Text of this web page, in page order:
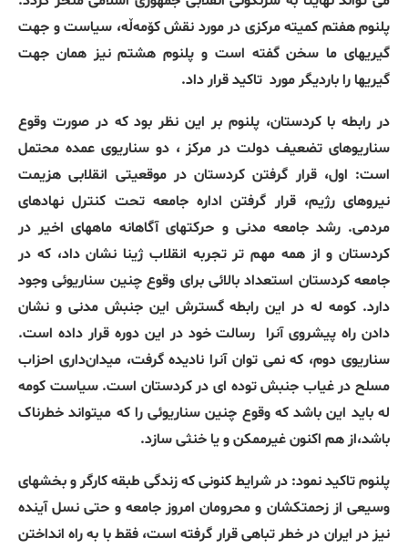
پلنوم هفتم کمیته مرکزی در مورد نقش کۆمەڵە، سیاست و جهت
گیریهای ما سخن گفته است و پلنوم هشتم نیز همان جهت
گیریها را باردیگر مورد تاکید قرار داد.
در رابطه با کردستان، پلنوم بر این نظر بود که در صورت وقوع
سناریوهای تضعیف دولت در مرکز ، دو سناریوی عمده محتمل
است: اول، قرار گرفتن کردستان در موقعیتی انقلابی هزیمت
نیروهای رژیم، قرار گرفتن اداره جامعه تحت کنترل نهادهای
مردمی. رشد جامعه مدنی و حرکتهای آگاهانه ماههای اخیر در
کردستان و از همه مهم تر تجربه انقلاب ژینا نشان داد، که در
جامعه کردستان استعداد بالائی برای وقوع چنین سناریوئی وجود
دارد. کومه له در این رابطه گسترش این جنبش مدنی و نشان
دادن راه پیشروی آنرا رسالت خود در این دوره قرار داده است.
سناریوی دوم، که نمی توان آنرا نادیده گرفت، میدان‌داری احزاب
مسلح در غیاب جنبش توده ای در کردستان است. سیاست کومه
له باید این باشد که وقوع چنین سناریوئی را که میتواند خطرناک
باشد،از هم اکنون غیرممکن و یا خنثی سازد.
پلنوم تاکید نمود: در شرایط کنونی که زندگی طبقه کارگر و بخشهای
وسیعی از زحمتکشان و محرومان امروز جامعه و حتی نسل آینده
نیز در ایران در خطر تباهی قرار گرفته است، فقط با به راه انداختن